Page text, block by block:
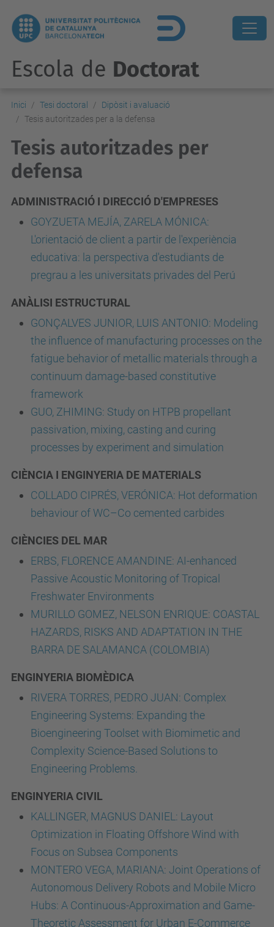
Escola de Doctorat
Inici Tesi doctoral
Dipòsit i avaluació
Tesis autoritzades per a la defensa
Tesis autoritzades per
defensa
ADMINISTRACIÓ I DIRECCIÓ D'EMPRESES
GOYZUETA MEJÍA, ZARELA MÓNICA:
L'orientació de client a partir de l'experiència
educativa: la perspectiva d'estudiants de
pregrau a les universitats privades del Perú
ANÀLISI ESTRUCTURAL
GONÇALVES JUNIOR, LUIS ANTONIO: Modeling
the influence of manufacturing processes on the
fatigue behavior of metallic materials through a
continuum damage-based constitutive
framework
GUO, ZHIMING: Study on HTPB propellant
passivation, mixing, casting and curing
processes by experiment and simulation
CIÈNCIA I ENGINYERIA DE MATERIALS
COLLADO CIPRÉS, VERÓNICA: Hot deformation
behaviour of WC–Co cemented carbides
CIÈNCIES DEL MAR
ERBS, FLORENCE AMANDINE: AI-enhanced
Passive Acoustic Monitoring of Tropical
Freshwater Environments
MURILLO GOMEZ, NELSON ENRIQUE: COASTAL
HAZARDS, RISKS AND ADAPTATION IN THE
BARRA DE SALAMANCA (COLOMBIA)
ENGINYERIA BIOMÈDICA
RIVERA TORRES, PEDRO JUAN: Complex
Engineering Systems: Expanding the
Bioengineering Toolset with Biomimetic and
Complexity Science-Based Solutions to
Engineering Problems.
ENGINYERIA CIVIL
KALLINGER, MAGNUS DANIEL: Layout
Optimization in Floating Offshore Wind with
Focus on Subsea Components
MONTERO VEGA, MARIANA: Joint Operations of
Autonomous Delivery Robots and Mobile Micro
Hubs: A Continuous-Approximation and Game-
Theoretic Assessment for Urban E-Commerce